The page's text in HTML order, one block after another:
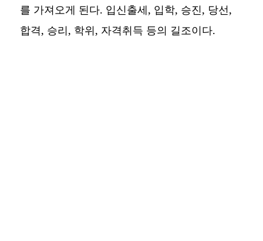
를 가져오게 된다. 입신출세, 입학, 승진, 당선,
합격, 승리, 학위, 자격취득 등의 길조이다.